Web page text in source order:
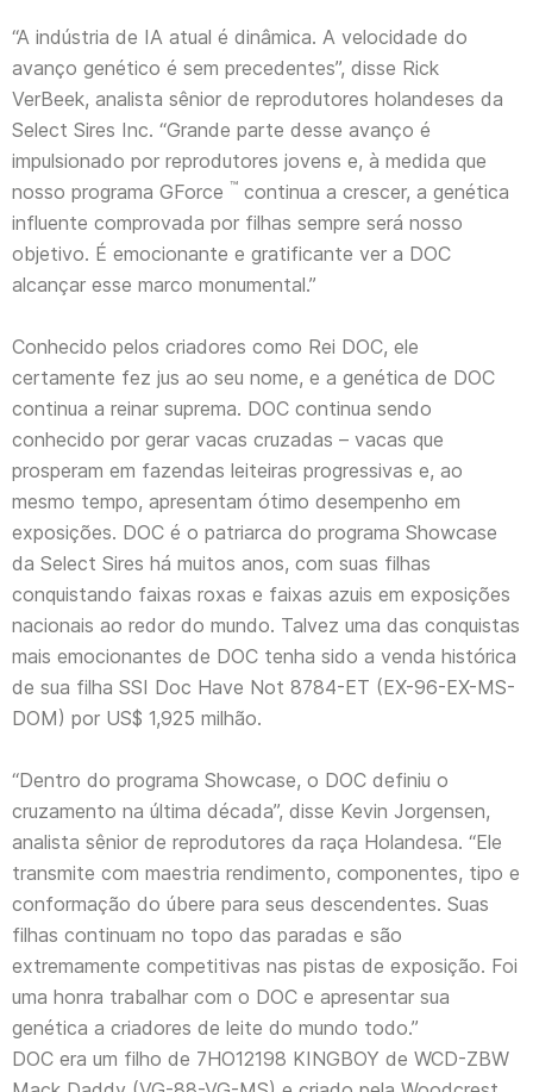
“A indústria de IA atual é dinâmica. A velocidade do
avanço genético é sem precedentes”, disse Rick
VerBeek, analista sênior de reprodutores holandeses da
Select Sires Inc. “Grande parte desse avanço é
impulsionado por reprodutores jovens e, à medida que
nosso programa GForce ™ continua a crescer, a genética
influente comprovada por filhas sempre será nosso
objetivo. É emocionante e gratificante ver a DOC
alcançar esse marco monumental.”
Conhecido pelos criadores como Rei DOC, ele
certamente fez jus ao seu nome, e a genética de DOC
continua a reinar suprema. DOC continua sendo
conhecido por gerar vacas cruzadas – vacas que
prosperam em fazendas leiteiras progressivas e, ao
mesmo tempo, apresentam ótimo desempenho em
exposições. DOC é o patriarca do programa Showcase
da Select Sires há muitos anos, com suas filhas
conquistando faixas roxas e faixas azuis em exposições
nacionais ao redor do mundo. Talvez uma das conquistas
mais emocionantes de DOC tenha sido a venda histórica
de sua filha SSI Doc Have Not 8784-ET (EX-96-EX-MS-
DOM) por US$ 1,925 milhão.
“Dentro do programa Showcase, o DOC definiu o
cruzamento na última década”, disse Kevin Jorgensen,
analista sênior de reprodutores da raça Holandesa. “Ele
transmite com maestria rendimento, componentes, tipo e
conformação do úbere para seus descendentes. Suas
filhas continuam no topo das paradas e são
extremamente competitivas nas pistas de exposição. Foi
uma honra trabalhar com o DOC e apresentar sua
genética a criadores de leite do mundo todo.”
DOC era um filho de 7HO12198 KINGBOY de WCD-ZBW